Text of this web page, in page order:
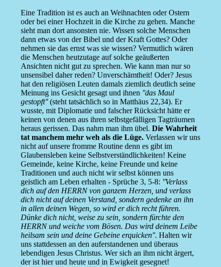
Eine Tradition ist es auch an Weihnachten oder Ostern
oder bei einer Hochzeit in die Kirche zu gehen. Manche
sieht man dort ansonsten nie. Wissen solche Menschen
dann etwas von der Bibel und der Kraft Gottes? Oder
nehmen sie das ernst was sie wissen? Vermutlich wären
die Menschen heutzutage auf solche geäußerten
Ansichten nicht gut zu sprechen. Wie kann man nur so
unsensibel daher reden? Unverschämtheit! Oder? Jesus
hat den religiösen Leuten damals ziemlich deutlich seine
Meinung ins Gesicht gesagt und ihnen ''das Maul
gestopft''(steht tatsächlich so in Matthäus 22,34). Er
wusste, mit Diplomatie und falscher Rücksicht hätte er
keinen von denen aus ihren selbstgefälligen Tagträumen
heraus gerissen. Das nahm man ihm übel. Die Wahrheit
tat manchem mehr weh als die Lüge.Verlassen wir uns
nicht auf unsere fromme Routine denn es gibt im
Glaubensleben keine Selbstverständlichkeiten! Keine
Gemeinde, keine Kirche, keine Freunde und keine
Traditionen und auch nicht wir selbst können uns
geistlich am Leben erhalten - Sprüche 3, 5-8: ''Verlass
dich auf den HERRN von ganzem Herzen, und verlass
dich nicht auf deinen Verstand, sondern gedenke an ihn
in allen deinen Wegen, so wird er dich recht führen.
Dünke dich nicht, weise zu sein, sondern fürchte den
HERRN und weiche vom Bösen. Das wird deinem Leibe
heilsam sein und deine Gebeine erquicken''. Halten wir
uns stattdessen an den auferstandenen und überaus
lebendigen Jesus Christus. Wer sich an ihm nicht ärgert,
der ist hier und heute und in Ewigkeit gesegnet!